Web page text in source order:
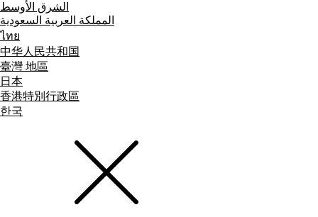
الشرق الأوسط
المملكة العربية السعودية
ไทย
中华人民共和国
臺灣 地區
日本
香港特別行政區
한국